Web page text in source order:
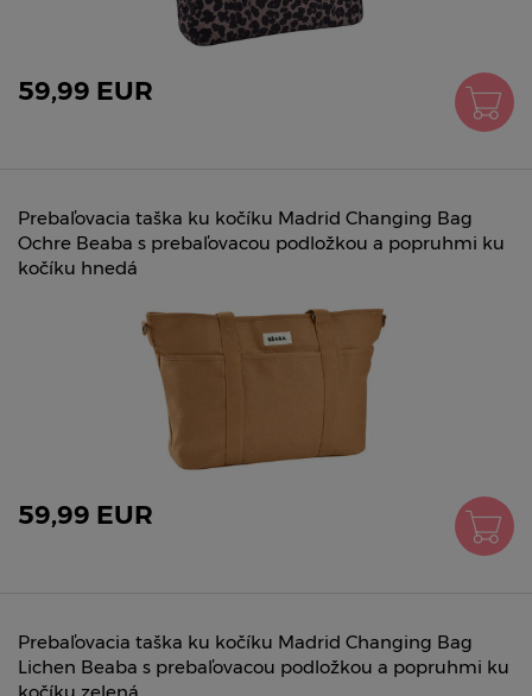
59,99 EUR
Prebaľovacia taška ku kočíku Madrid Changing Bag
Ochre Beaba s prebaľovacou podložkou a popruhmi ku
kočíku hnedá
59,99 EUR
Prebaľovacia taška ku kočíku Madrid Changing Bag
Lichen Beaba s prebaľovacou podložkou a popruhmi ku